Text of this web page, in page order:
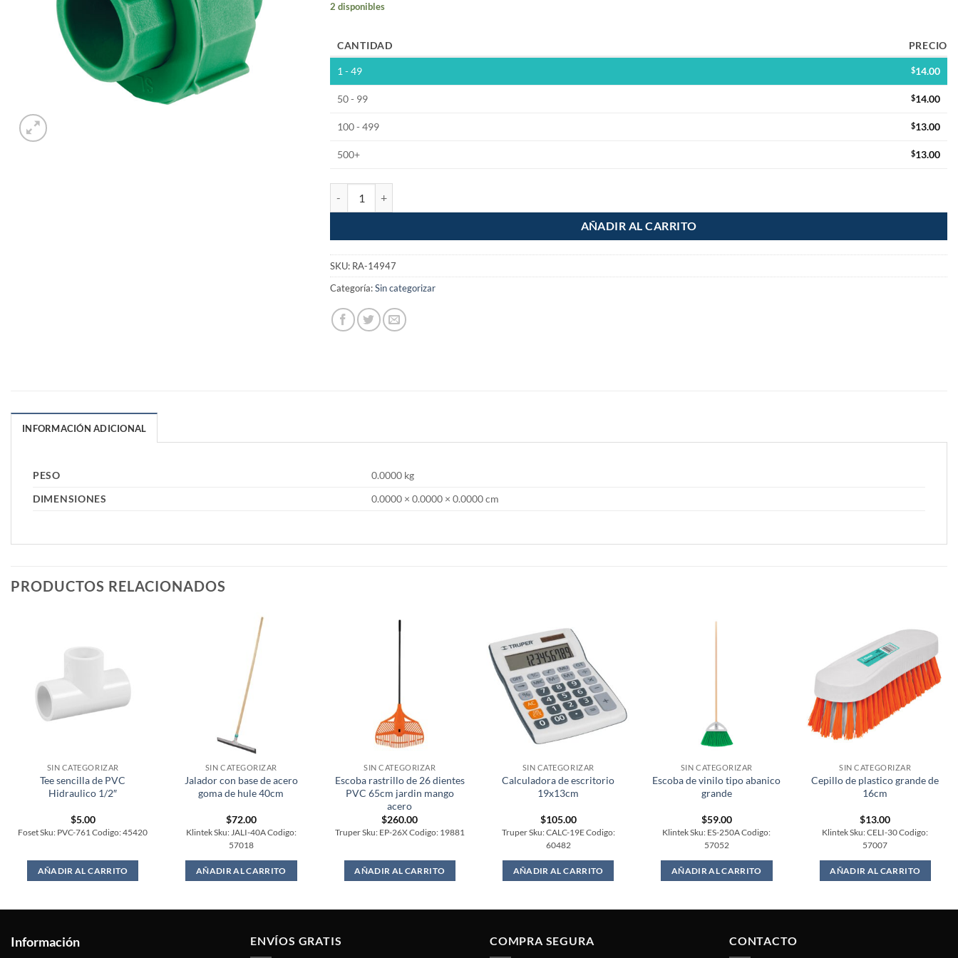
2 disponibles
CANTIDAD PRECIO
1 - 49 $14.00
50 - 99 $14.00
100 - 499 $13.00
500+ $13.00
AÑADIR AL CARRITO
SKU: RA-14947
Categoría:Sin categorizar
INFORMACIÓN ADICIONAL
PESO
0.0000 kg
DIMENSIONES
0.0000 × 0.0000 × 0.0000 cm
PRODUCTOS RELACIONADOS
SIN CATEGORIZAR
Tee sencilla de PVC
Hidraulico 1/2″
$5.00
Foset Sku: PVC-761 Codigo: 45420
AÑADIR AL CARRITO
SIN CATEGORIZAR
Jalador con base de acero
goma de hule 40cm
$72.00
Klintek Sku: JALI-40A Codigo:
57018
AÑADIR AL CARRITO
SIN CATEGORIZAR
Escoba rastrillo de 26 dientes
PVC 65cm jardin mango
acero
$260.00
Truper Sku: EP-26X Codigo: 19881
AÑADIR AL CARRITO
SIN CATEGORIZAR
Calculadora de escritorio
19x13cm
$105.00
Truper Sku: CALC-19E Codigo:
60482
AÑADIR AL CARRITO
SIN CATEGORIZAR
Escoba de vinilo tipo abanico
grande
$59.00
Klintek Sku: ES-250A Codigo:
57052
AÑADIR AL CARRITO
SIN CATEGORIZAR
Cepillo de plastico grande de
16cm
$13.00
Klintek Sku: CELI-30 Codigo:
57007
AÑADIR AL CARRITO
Información ENVÍOS GRATIS COMPRA SEGURA CONTACTO